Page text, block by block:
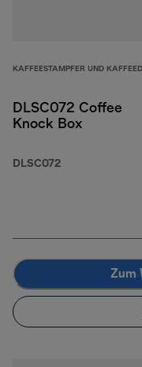
KAFFEESTAMPFER UND
DLSC072 Coffee
Knock Box
DLSC072
Zum